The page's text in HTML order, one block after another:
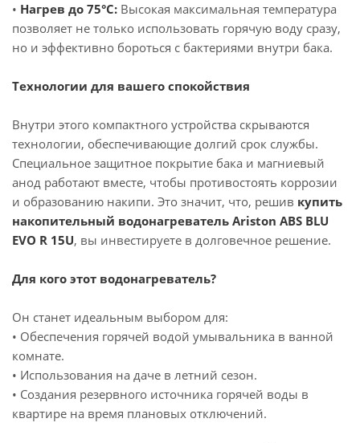
• Нагрев до 75°C: Высокая максимальная температура
позволяет не только использовать горячую воду сразу,
но и эффективно бороться с бактериями внутри бака.
Технологии для вашего спокойствия
Внутри этого компактного устройства скрываются
технологии, обеспечивающие долгий срок службы.
Специальное защитное покрытие бака и магниевый
анод работают вместе, чтобы противостоять коррозии
и образованию накипи. Это значит, что, решив купить
накопительный водонагреватель Ariston ABS BLU
EVO R 15U, вы инвестируете в долговечное решение.
Для кого этот водонагреватель?
Он станет идеальным выбором для:
• Обеспечения горячей водой умывальника в ванной
комнате.
• Использования на даче в летний сезон.
• Создания резервного источника горячей воды в
квартире на время плановых отключений.